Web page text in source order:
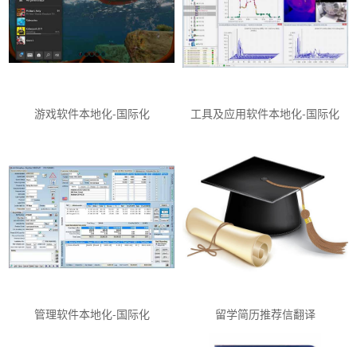
游戏软件本地化-国际化 工具及应用软件本地化-国际化
管理软件本地化-国际化 留学简历推荐信翻译